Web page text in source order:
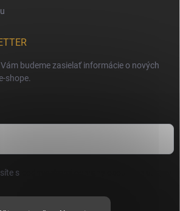
budeme zasielať informácie o nových
shope.
s